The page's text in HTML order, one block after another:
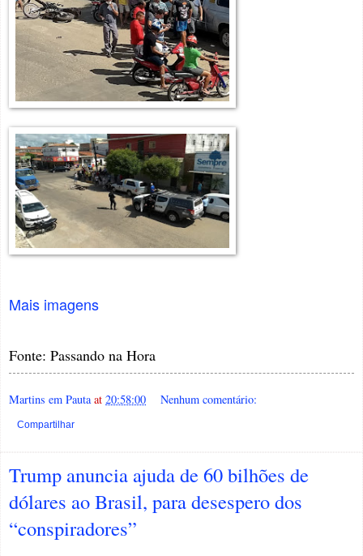
Mais imagens
Fonte: Passando na Hora
Martins em Pauta at 20:58:00 Nenhum comentário:
Compartilhar
Trump anuncia ajuda de 60 bilhões de
dólares ao Brasil, para desespero dos
“conspiradores”